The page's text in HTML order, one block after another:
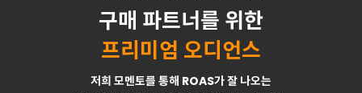
구매 파트너를 위한
프리미엄 오디언스
저희 모멘토를 통해 ROAS가 잘 나오는